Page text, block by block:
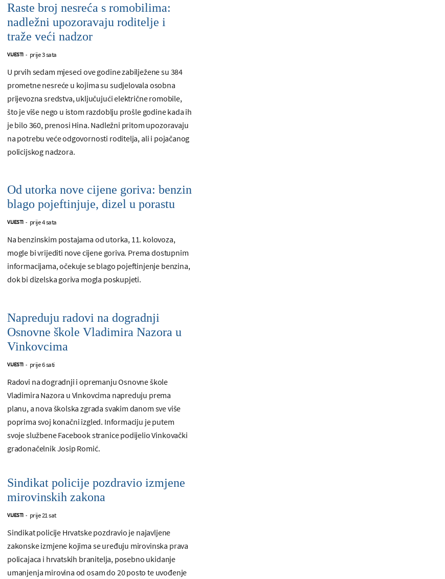
Raste broj nesreća s romobilima:
nadležni upozoravaju roditelje i
traže veći nadzor
VIJESTI - prije 3 sata
U prvih sedam mjeseci ove godine zabilježene su 384
prometne nesreće u kojima su sudjelovala osobna
prijevozna sredstva, uključujući električne romobile,
što je više nego u istom razdoblju prošle godine kada ih
je bilo 360, prenosi Hina. Nadležni pritom upozoravaju
na potrebu veće odgovornosti roditelja, ali i pojačanog
policijskog nadzora.
Od utorka nove cijene goriva: benzin
blago pojeftinjuje, dizel u porastu
VIJESTI - prije 4 sata
Na benzinskim postajama od utorka, 11. kolovoza,
mogle bi vrijediti nove cijene goriva. Prema dostupnim
informacijama, očekuje se blago pojeftinjenje benzina,
dok bi dizelska goriva mogla poskupjeti.
Napreduju radovi na dogradnji
Osnovne škole Vladimira Nazora u
Vinkovcima
VIJESTI - prije 6 sati
Radovi na dogradnji i opremanju Osnovne škole
Vladimira Nazora u Vinkovcima napreduju prema
planu, a nova školska zgrada svakim danom sve više
poprima svoj konačni izgled. Informaciju je putem
svoje službene Facebook stranice podijelio Vinkovački
gradonačelnik Josip Romić.
Sindikat policije pozdravio izmjene
mirovinskih zakona
VIJESTI - prije 21 sat
Sindikat policije Hrvatske pozdravio je najavljene
zakonske izmjene kojima se uređuju mirovinska prava
policajaca i hrvatskih branitelja, posebno ukidanje
umanjenja mirovina od osam do 20 posto te uvođenje